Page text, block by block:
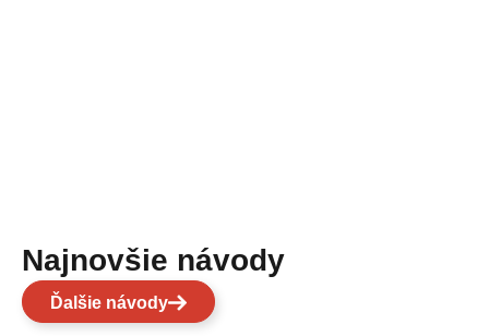
Najnovšie návody
Ďalšie návody